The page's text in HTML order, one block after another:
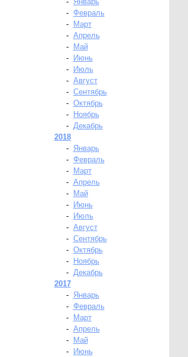
- Февраль
-
Март
- Апрель
-
Май
-
Июнь
-
Июль
- Август
- Сентябрь
- Октябрь
-
Ноябрь
- Декабрь
2018
-
Январь
- Февраль
-
Март
- Апрель
-
Май
-
Июнь
-
Июль
- Август
- Сентябрь
- Октябрь
-
Ноябрь
- Декабрь
2017
-
Январь
- Февраль
-
Март
- Апрель
-
Май
-
Июнь